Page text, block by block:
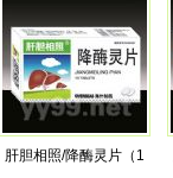
肝胆相照/降酶灵片（1